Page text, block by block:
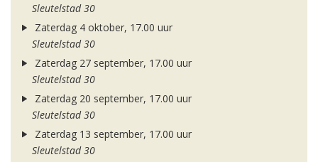
Sleutelstad 30
Zaterdag 4 oktober, 17.00 uur
Sleutelstad 30
Zaterdag 27 september, 17.00 uur
Sleutelstad 30
Zaterdag 20 september, 17.00 uur
Sleutelstad 30
Zaterdag 13 september, 17.00 uur
Sleutelstad 30